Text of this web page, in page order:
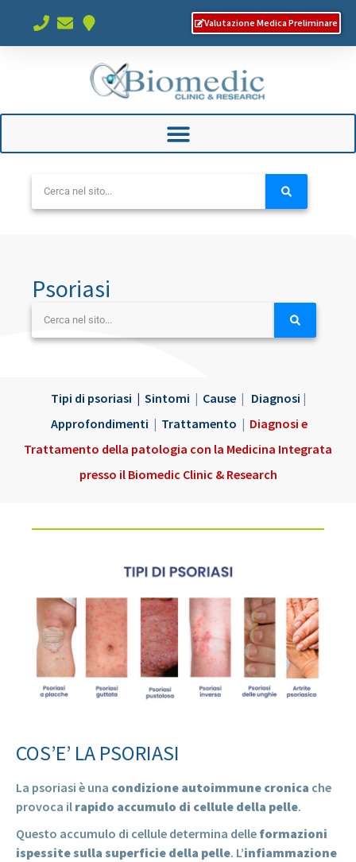
Valutazione Medica Preliminare
Psoriasi
Tipi di psoriasi | Sintomi | Cause| Diagnosi |
Approfondimenti | Trattamento | Diagnosi e
Trattamento della patologia con la Medicina Integrata
presso il Biomedic Clinic & Research
COS’E’ LA PSORIASI
La psoriasi è una condizione autoimmune cronica che
provoca il rapido accumulo di cellule della pelle.
Questo accumulo di cellule determina delle formazioni
ispessite sulla superficie della pelle. L’infiammazione